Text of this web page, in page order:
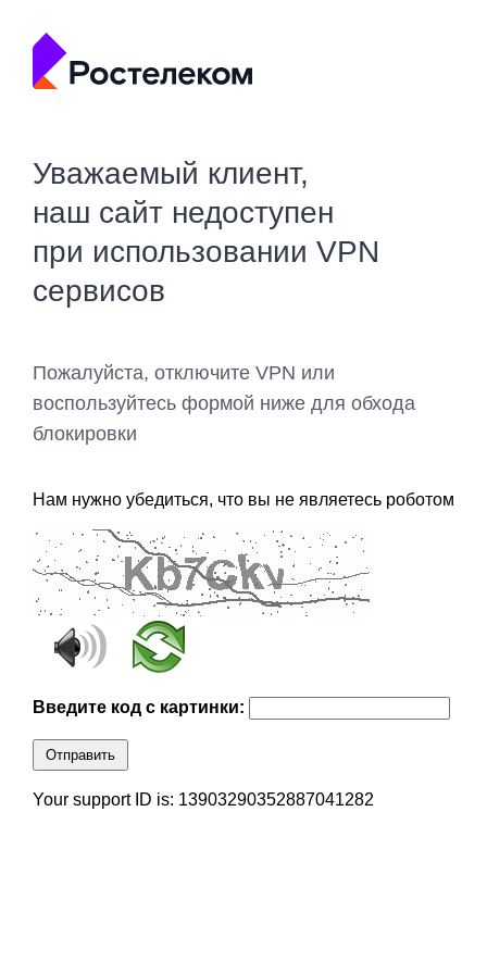
Уважаемый клиент,
наш сайт недоступен
при использовании VPN
сервисов
Пожалуйста, отключите VPN или
воспользуйтесь формой ниже для обхода
блокировки
Нам нужно убедиться, что вы не являетесь роботом
Введите код с картинки:
Отправить
Your support ID is: 13903290352887041282